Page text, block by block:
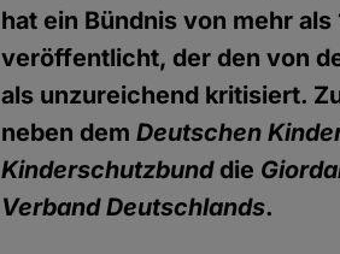
hat ein Bündnis von mehr
veröffentlicht, der den von
als unzureichend kritisiert.
neben demDeutschen
Kinderschutzbunddie
Verband Deutschlands.